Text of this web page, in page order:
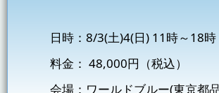
日時：8/3(土)4(日) 11時～18時
料金： 48,000円（税込）
会場：ワールドブルー(東京都